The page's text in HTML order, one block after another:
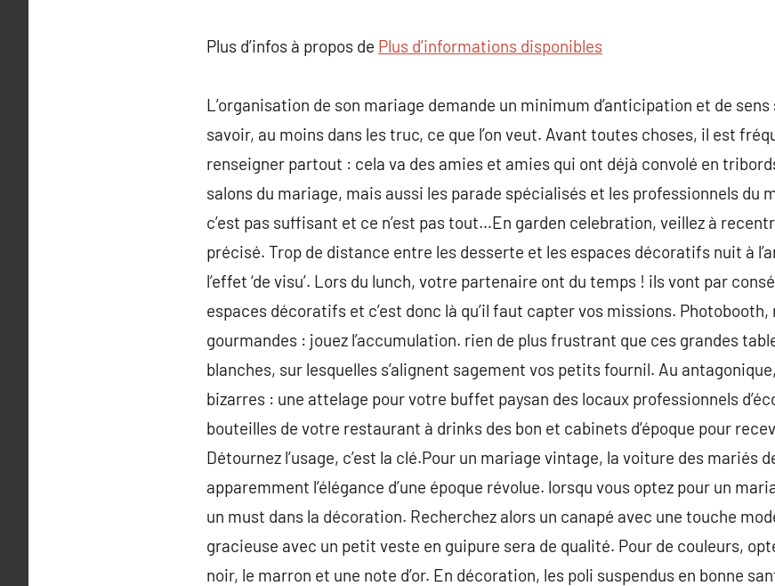
Plus d’infos à propos de Plus d’informations disponibles
L’organisation de son mariage demande un minimum d’anticipation et de
savoir, au moins dans les truc, ce que l’on veut. Avant toutes choses, il est
renseigner partout : cela va des amies et amies qui ont déjà convolé en
salons du mariage, mais aussi les parade spécialisés et les professionnels du
c’est pas suffisant et ce n’est pas tout…En garden celebration, veillez à
précisé. Trop de distance entre les desserte et les espaces décoratifs nuit à
l’effet ‘de visu’. Lors du lunch, votre partenaire ont du temps ! ils vont par
espaces décoratifs et c’est donc là qu’il faut capter vos missions.
gourmandes : jouez l’accumulation. rien de plus frustrant que ces grandes
blanches, sur lesquelles s’alignent sagement vos petits fournil. Au
bizarres : une attelage pour votre buffet paysan des locaux professionnels
bouteilles de votre restaurant à drinks des bon et cabinets d’époque pour
Détournez l’usage, c’est la clé.Pour un mariage vintage, la voiture des mariés
apparemment l’élégance d’une époque révolue. lorsqu vous optez pour un
un must dans la décoration. Recherchez alors un canapé avec une touche
gracieuse avec un petit veste en guipure sera de qualité. Pour de couleurs,
noir, le marron et une note d’or. En décoration, les poli suspendus en bonne